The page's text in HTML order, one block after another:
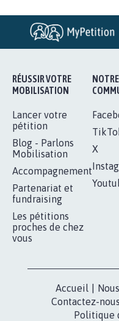
RÉUSSIR VOTRE
MOBILISATION
Lancer votre
pétition
Blog - Parlons
Mobilisation
Accompagnement
Partenariat et
fundraising
Les pétitions
proches de chez
vous
NOTRE
X
Accueil
Contactez-nous
Politique